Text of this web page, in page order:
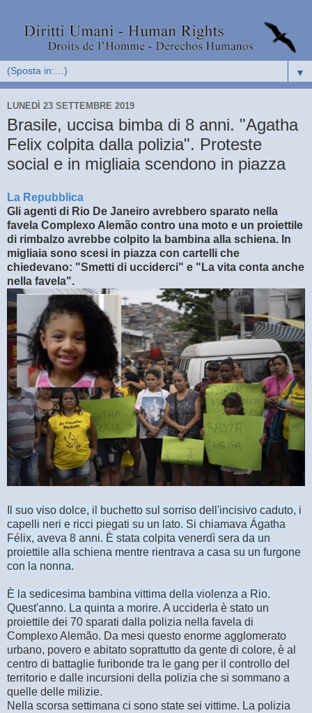
▼
LUNEDÌ 23 SETTEMBRE 2019
Brasile, uccisa bimba di 8 anni. "Agatha
Felix colpita dalla polizia". Proteste
social e in migliaia scendono in piazza
La Repubblica
Gli agenti di Rio De Janeiro avrebbero sparato nella
favela Complexo Alemão contro una moto e un proiettile
di rimbalzo avrebbe colpito la bambina alla schiena. In
migliaia sono scesi in piazza con cartelli che
chiedevano: "Smetti di ucciderci" e "La vita conta anche
nella favela".
Il suo viso dolce, il buchetto sul sorriso dell'incisivo caduto, i
capelli neri e ricci piegati su un lato. Si chiamava Ágatha
Félix, aveva 8 anni. È stata colpita venerdì sera da un
proiettile alla schiena mentre rientrava a casa su un furgone
con la nonna.
È la sedicesima bambina vittima della violenza a Rio.
Quest'anno. La quinta a morire. A ucciderla è stato un
proiettile dei 70 sparati dalla polizia nella favela di
Complexo Alemão. Da mesi questo enorme agglomerato
urbano, povero e abitato soprattutto da gente di colore, è al
centro di battaglie furibonde tra le gang per il controllo del
territorio e dalle incursioni della polizia che si sommano a
quelle delle milizie.
Nella scorsa settimana ci sono state sei vittime. La polizia